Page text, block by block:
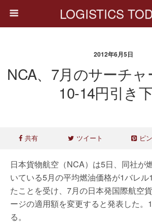
LOGISTICS
2012年6月5日
NCA、7月のサーチ
10-14円引き
共有 ツイート ピン
日本貨物航空（NCA）は5日、同社が
いている5月の平均燃油価格が1バレル
たことを受け、7月の日本発国際航空
ージの適用額を変更すると発表した。
る。